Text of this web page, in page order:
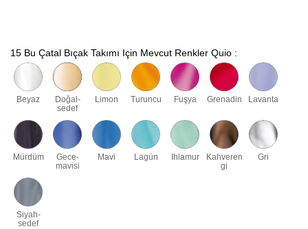
15 Bu Çatal Bıçak Takımı Için Mevcut Renkler Quio :
Beyaz
Doğal-
sedef
Limon Turuncu Fuşya Grenadin Lavanta
Mürdüm
Gece-
mavisi
Mavi Lagün Ihlamur
Kahveren
gi
Gri
Siyah-
sedef